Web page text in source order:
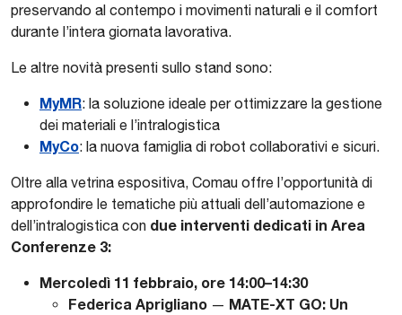
preservando al contempo i movimenti naturali e il comfort
durante l’intera giornata lavorativa.
Le altre novità presenti sullo stand sono:
MyMR: la soluzione ideale per ottimizzare la gestione
dei materiali e l’intralogistica
MyCo: la nuova famiglia di robot collaborativi e sicuri.
Oltre alla vetrina espositiva, Comau offre l’opportunità di
approfondire le tematiche più attuali dell’automazione e
dell’intralogistica con due interventi dedicati in Area
Conferenze 3:
Mercoledì 11 febbraio, ore 14:00–14:30
Federica Aprigliano — MATE-XT GO: Un